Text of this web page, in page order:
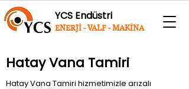
YCS Endüstri
ENERJİ - VALF - MAKİNA
Hatay Vana Tamiri
Hatay Vana Tamiri hizmetimizle arızalı